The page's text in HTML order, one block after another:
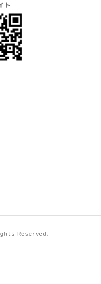
ト
Reserved.